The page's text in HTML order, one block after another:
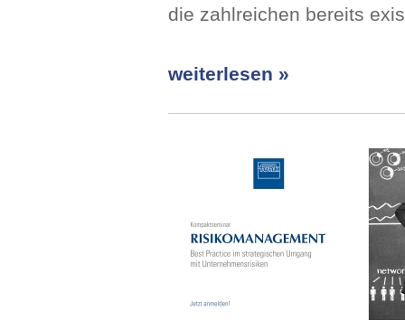
die zahlreichen bereits
weiterlesen »